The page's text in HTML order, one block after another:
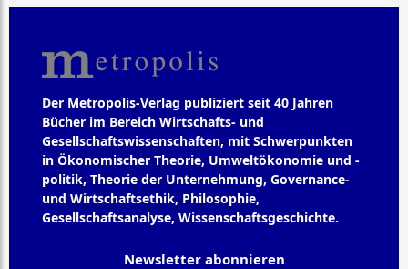
Der Metropolis-Verlag publiziert seit 40 Jahren
Bücher im Bereich Wirtschafts- und
Gesellschaftswissenschaften, mit Schwerpunkten
in Ökonomischer Theorie, Umweltökonomie und -
politik, Theorie der Unternehmung, Governance-
und Wirtschaftsethik, Philosophie,
Gesellschaftsanalyse, Wissenschaftsgeschichte.
Newsletter abonnieren